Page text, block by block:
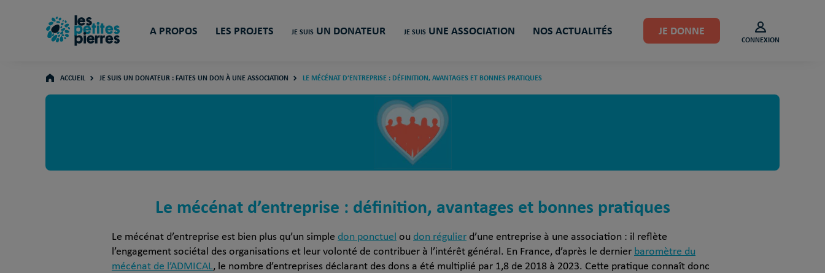
A PROPOS LES PROJETS JE SUIS UN DONATEUR JE SUIS UNE ASSOCIATION NOS ACTUALITÉS JE DONNE
CONNEXION
ACCUEIL JE SUIS UN DONATEUR : FAITES UN DON À UNE ASSOCIATION LE MÉCÉNAT D’ENTREPRISE : DÉFINITION, AVANTAGES ET BONNES PRATIQUES
Le mécénat d’entreprise : définition, avantages et bonnes pratiques
Le mécénat d’entreprise est bien plus qu’un simple don ponctuel ou don régulier d’une entreprise à une association : il reflète
l’engagement sociétal des organisations et leur volonté de contribuer à l’intérêt général. En France, d’après le dernier baromètre du
mécénat de l’ADMICAL, le nombre d’entreprises déclarant des dons a été multiplié par 1,8 de 2018 à 2023. Cette pratique connaît donc